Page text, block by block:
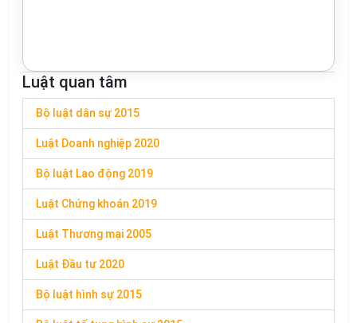
Luật quan tâm
Bộ luật dân sự 2015
Luật Doanh nghiệp 2020
Bộ luật Lao động 2019
Luật Chứng khoán 2019
Luật Thương mại 2005
Luật Đầu tư 2020
Bộ luật hình sự 2015